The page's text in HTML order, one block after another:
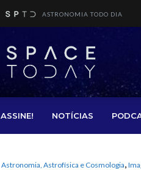
ASTRONOMIA TODO DIA
ASSINE! NOTÍCIAS
Astronomia, Astrofísica e Cosmologia,